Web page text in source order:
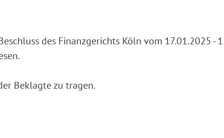
des Finanzgerichts Köln vom 17.01.2025 -
Beklagte zu tragen.